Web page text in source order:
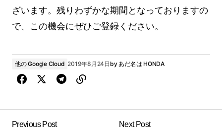
ざいます。残りわずかな期間となっておりますの
で、この機会にぜひご登録ください。
他の Google Cloud 2019年8月24日 byあだ名は HONDA
Previous Post Next Post